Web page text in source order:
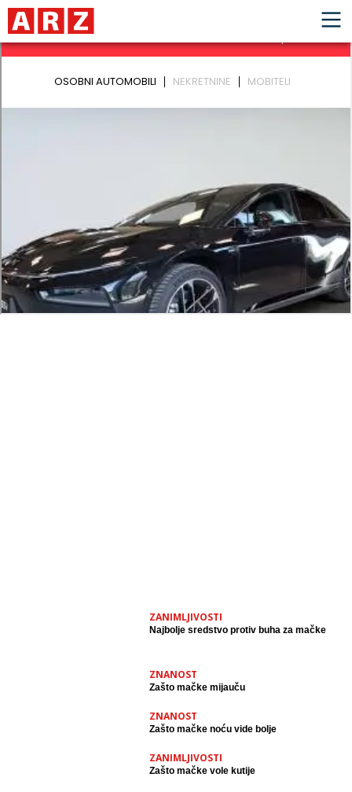
ZANIMLJIVOSTI
Najbolje sredstvo protiv buha za mačke
ZNANOST
Zašto mačke mijauču
ZNANOST
Zašto mačke noću vide bolje
ZANIMLJIVOSTI
Zašto mačke vole kutije